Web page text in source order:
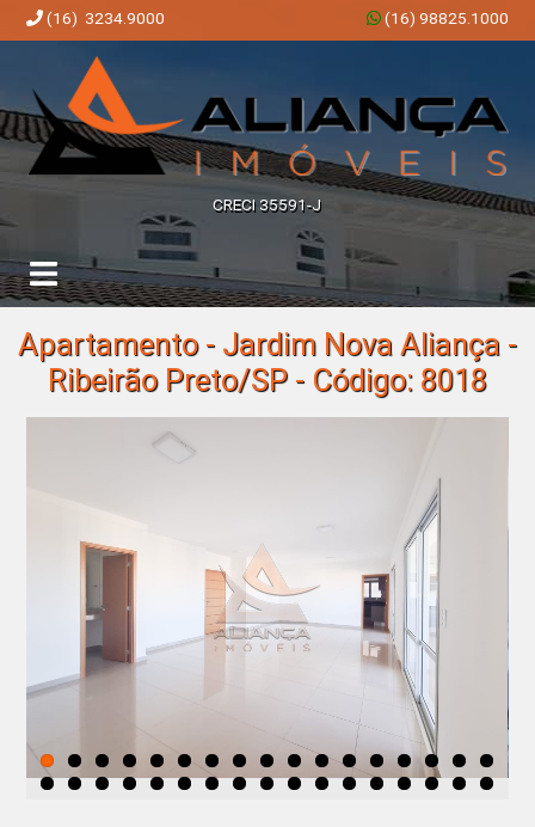
(16) 3234.9000 (16) 98825.1000
CRECI 35591-J
Apartamento - Jardim Nova Aliança -
Ribeirão Preto/SP - Código: 8018